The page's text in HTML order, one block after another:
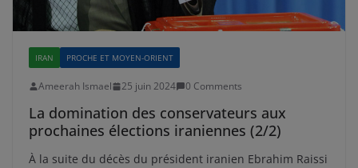
IRAN PROCHE ET MOYEN-ORIENT
Ameerah Ismael 25 juin 2024 0 Comments
La domination des conservateurs aux
prochaines élections iraniennes (2/2)
À la suite du décès du président iranien Ebrahim Raissi